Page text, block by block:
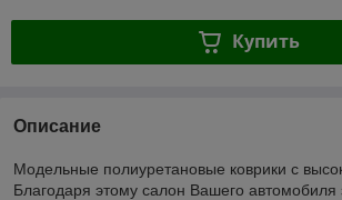
Купить
Описание
Модельные полиуретановые коврики с
Благодаря этому салон Вашего